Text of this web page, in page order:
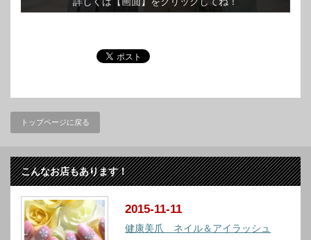
トップページに戻る
こんなお店もあります！
2015-11-11
健康美爪 ネイル＆アイラッシュ